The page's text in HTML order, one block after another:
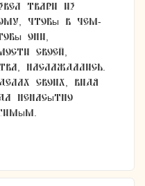
твари из
чтобы в чем-
они,
своей,
наслаждались.
Своих, видя
ненасытно